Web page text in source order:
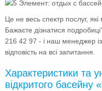
Це не весь спектр послуг,
Бажаєте дізнатися
216 42 97 - і наш менеджер
відповість на всі запитання.
Характеристики та
відкритого басейну